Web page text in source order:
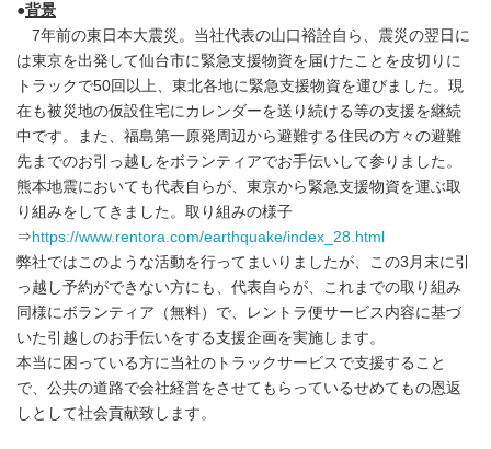
●背景
7年前の東日本大震災。当社代表の山口裕詮自ら、震災の翌日に
は東京を出発して仙台市に緊急支援物資を届けたことを皮切りに
トラックで50回以上、東北各地に緊急支援物資を運びました。現
在も被災地の仮設住宅にカレンダーを送り続ける等の支援を継続
中です。また、福島第一原発周辺から避難する住民の方々の避難
先までのお引っ越しをボランティアでお手伝いして参りました。
熊本地震においても代表自らが、東京から緊急支援物資を運ぶ取
り組みをしてきました。取り組みの様子
⇒https://www.rentora.com/earthquake/index_28.html
弊社ではこのような活動を行ってまいりましたが、この3月末に引
っ越し予約ができない方にも、代表自らが、これまでの取り組み
同様にボランティア（無料）で、レントラ便サービス内容に基づ
いた引越しのお手伝いをする支援企画を実施します。
本当に困っている方に当社のトラックサービスで支援すること
で、公共の道路で会社経営をさせてもらっているせめてもの恩返
しとして社会貢献致します。